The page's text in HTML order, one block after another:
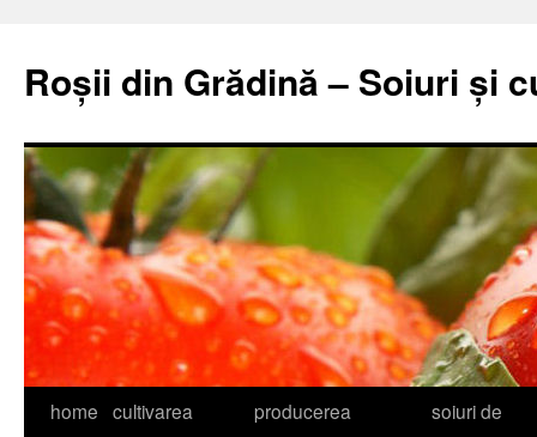
content
Roșii din Grădină – Soiuri și
home cultivarea
producerea
soiuri de